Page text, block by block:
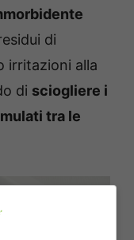
di
irritazioni alla
di sciogliere i
tra le